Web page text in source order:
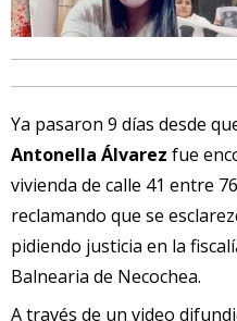
Ya pasaron 9 días desde
Antonella Álvarez fue
vivienda de calle 41 entre
reclamando que se
pidiendo justicia en la
Balnearia de Necochea.
A través de un video